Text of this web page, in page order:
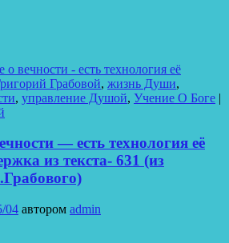
вечности - есть технология её
Грабовой, жизнь Души,
, управление Душой, Учение О Боге |
— есть технология её
из текста- 631 (из
04 автором admin